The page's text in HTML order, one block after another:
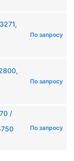
По запросу
По запросу
/
По запросу